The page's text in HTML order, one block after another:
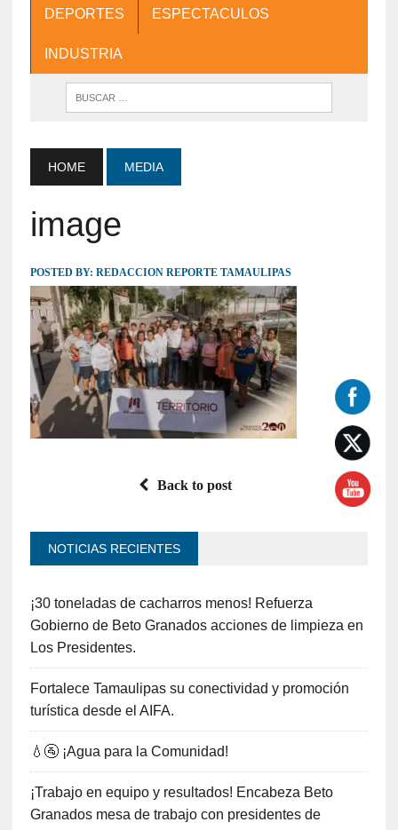
DEPORTES ESPECTACULOS
INDUSTRIA
HOME MEDIA
image
POSTED BY: REDACCION REPORTE TAMAULIPAS
Back to post
NOTICIAS RECIENTES
¡30 toneladas de cacharros menos! Refuerza
Gobierno de Beto Granados acciones de limpieza en
Los Presidentes.
Fortalece Tamaulipas su conectividad y promoción
turística desde el AIFA.
💧🚰 ¡Agua para la Comunidad!
¡Trabajo en equipo y resultados! Encabeza Beto
Granados mesa de trabajo con presidentes de